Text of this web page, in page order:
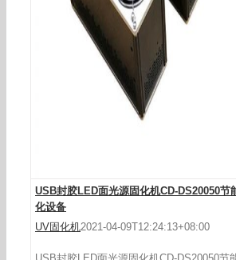
USB封胶LED面光源固化机CD-DS20050节
化设备
UV固化机2021-04-09T12:24:13+08:00